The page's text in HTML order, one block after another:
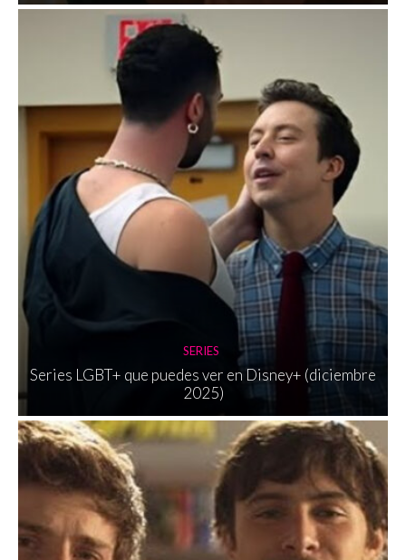
SERIES
Series LGBT+ que puedes ver en Disney+ (diciembre
2025)